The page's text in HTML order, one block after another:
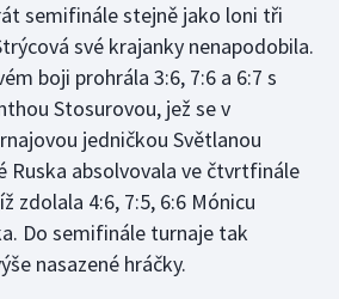
semifinále stejně jako loni tři
své krajanky nenapodobila.
boji prohrála 3:6, 7:6 a 6:7 s
Stosurovou, jež se v
jedničkou Světlanou
Ruska absolvovala ve čtvrtfinále
zdolala 4:6, 7:5, 6:6 Mónicu
Do semifinále turnaje tak
nasazené hráčky.